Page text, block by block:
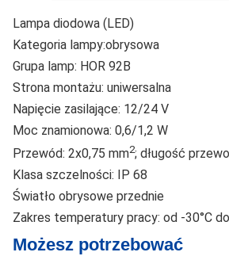
Lampa diodowa (LED)
Kategoria lampy:obrysowa
Grupa lamp: HOR 92B
Strona montażu: uniwersalna
Napięcie zasilające: 12/24 V
Moc znamionowa: 0,6/1,2 W
Przewód: 2x0,75 mm2; długość
Klasa szczelności: IP 68
Światło obrysowe przednie
Zakres temperatury pracy: od -30°C
Możesz potrzebować